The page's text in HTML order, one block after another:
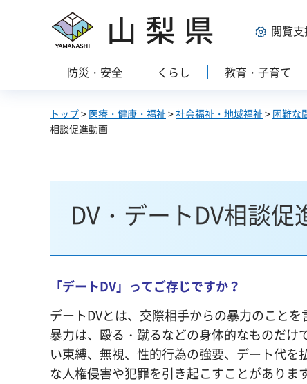
山梨県 閲覧
防災・安全 くらし 教育・子育て
トップ> 医療・健康・福祉 >社会福祉・地域福祉 > 困難な
相談促進動画
DV・デートDV相談促
「デートDV」ってご存じですか？
デートDVとは、交際相手からの暴力のこと
暴力は、殴る・蹴るなどの身体的なものだ
い束縛、無視、性的行為の強要、デート代
な人権侵害や犯罪を引き起こすことがありま